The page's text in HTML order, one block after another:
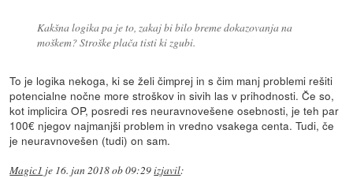
Kakšna logika pa je to, zakaj bi bilo breme dokazovanja na
moškem? Stroške plača tisti ki zgubi.
To je logika nekoga, ki se želi čimprej in s čim manj problemi rešiti
potencialne nočne more stroškov in sivih las v prihodnosti. Če so,
kot implicira OP, posredi res neuravnovešene osebnosti, je teh par
100€ njegov najmanjši problem in vredno vsakega centa. Tudi, če
je neuravnovešen (tudi) on sam.
Magic1 je 16. jan 2018 ob 09:29izjavil: